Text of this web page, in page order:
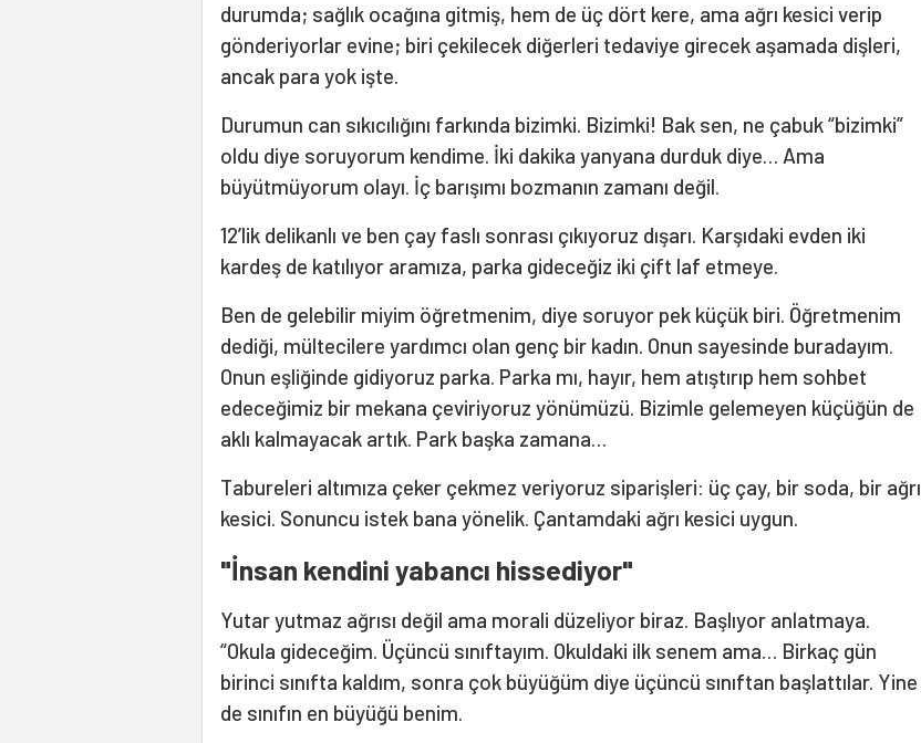
durumda; sağlık ocağına gitmiş, hem de üç dört kere, ama ağrı kesici verip
gönderiyorlar evine; biri çekilecek diğerleri tedaviye girecek aşamada dişleri,
ancak para yok işte.
Durumun can sıkıcılığını farkında bizimki. Bizimki! Bak sen, ne çabuk “bizimki”
oldu diye soruyorum kendime. İki dakika yanyana durduk diye… Ama
büyütmüyorum olayı. İç barışımı bozmanın zamanı değil.
12’lik delikanlı ve ben çay faslı sonrası çıkıyoruz dışarı. Karşıdaki evden iki
kardeş de katılıyor aramıza, parka gideceğiz iki çift laf etmeye.
Ben de gelebilir miyim öğretmenim, diye soruyor pek küçük biri. Öğretmenim
dediği, mültecilere yardımcı olan genç bir kadın. Onun sayesinde buradayım.
Onun eşliğinde gidiyoruz parka. Parka mı, hayır, hem atıştırıp hem sohbet
edeceğimiz bir mekana çeviriyoruz yönümüzü. Bizimle gelemeyen küçüğün de
aklı kalmayacak artık. Park başka zamana…
Tabureleri altımıza çeker çekmez veriyoruz siparişleri: üç çay, bir soda, bir ağrı
kesici. Sonuncu istek bana yönelik. Çantamdaki ağrı kesici uygun.
"İnsan kendini yabancı hissediyor"
Yutar yutmaz ağrısı değil ama morali düzeliyor biraz. Başlıyor anlatmaya.
“Okula gideceğim. Üçüncü sınıftayım. Okuldaki ilk senem ama… Birkaç gün
birinci sınıfta kaldım, sonra çok büyüğüm diye üçüncü sınıftan başlattılar. Yine
de sınıfın en büyüğü benim.